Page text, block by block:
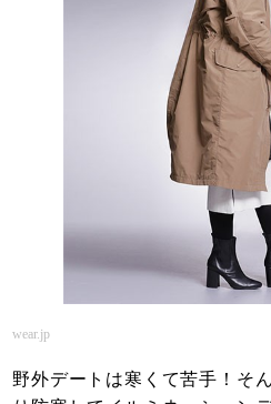
wear.jp
野外デートは寒くて苦手！そ